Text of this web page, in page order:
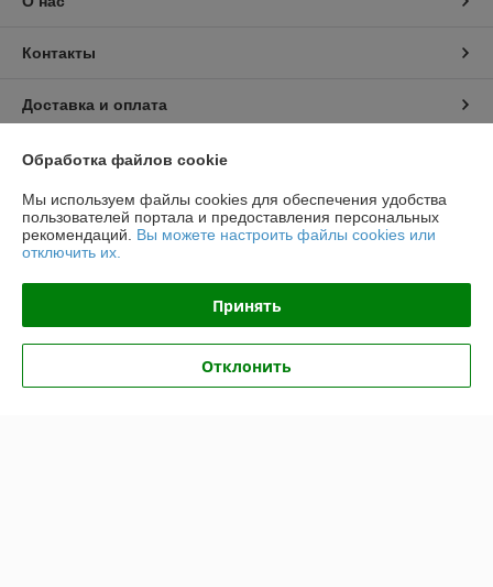
Контакты
Доставка и оплата
График работы
Полная версия сайта
Политика обработки cookies
Сайт создан на платформе Deal.by
Обработка файлов cookie
Мы используем файлы cookies для обеспечения удобства
пользователей портала и предоставления персональных
рекомендаций. Вы можете настроить файлы cookies или
отключить их.
Принять
Отклонить